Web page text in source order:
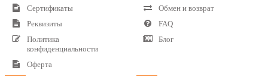
Сертификаты
Реквизиты
Политика
конфиденциальности
Оферта
Обмен и возврат
FAQ
Блог